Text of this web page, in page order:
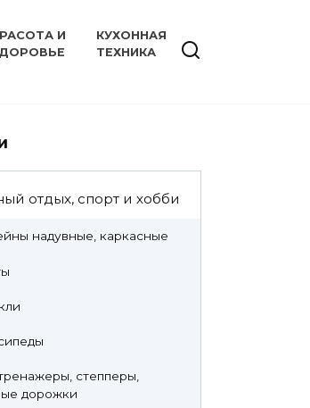
И
КУХОННАЯ
ТЕХНИКА
отдых, спорт и хобби
надувные, каркасные
степперы,
дорожки